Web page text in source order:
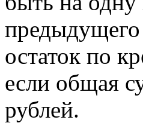
предыдущего
остаток по
если общая
рублей.